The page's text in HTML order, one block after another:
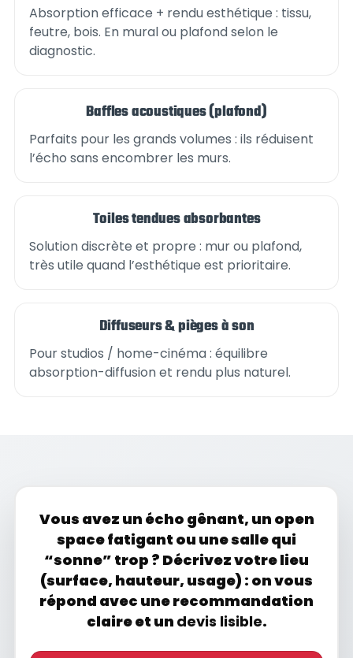
Absorption efficace + rendu esthétique : tissu,
feutre, bois. En mural ou plafond selon le
diagnostic.
Baffles acoustiques (plafond)
Parfaits pour les grands volumes : ils réduisent
l’écho sans encombrer les murs.
Toiles tendues absorbantes
Solution discrète et propre : mur ou plafond,
très utile quand l’esthétique est prioritaire.
Diffuseurs & pièges à son
Pour studios / home-cinéma : équilibre
absorption-diffusion et rendu plus naturel.
Vous avez un écho gênant, un open
space fatigant ou une salle qui
“sonne” trop ? Décrivez votre lieu
(surface, hauteur, usage) : on vous
répond avec une recommandation
claire et un devis lisible.